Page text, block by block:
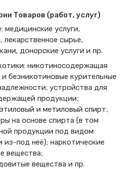
Товаров (работ, услуг)
медицинские услуги,
лекарственное сырье,
донорские услуги и пр.
никотиносодержащая
безникотиновые курительные
устройства для
продукции;
и метиловый спирт;
на основе спирта (в том
продукции под видом
из-под неё); наркотические
вещества;
вещества и пр.